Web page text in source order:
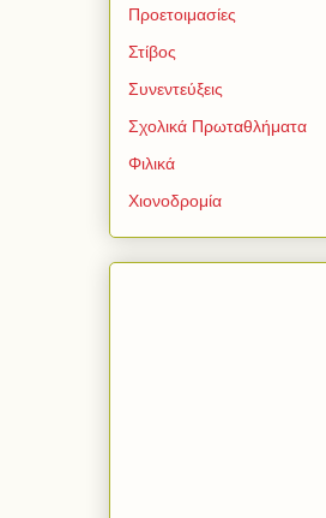
Προετοιμασίες
Στίβος
Συνεντεύξεις
Σχολικά Πρωταθλήματα
Φιλικά
Χιονοδρομία